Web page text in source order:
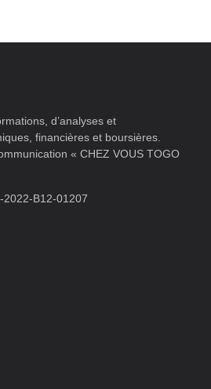
d’analyses et
financières et boursières.
« CHEZ VOUS TOGO
2022-B12-01207